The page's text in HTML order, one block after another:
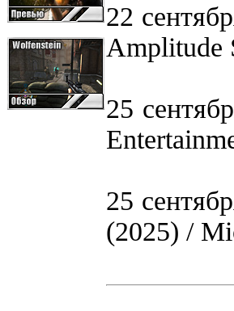
22
Amplitude
25
25
(2025) /